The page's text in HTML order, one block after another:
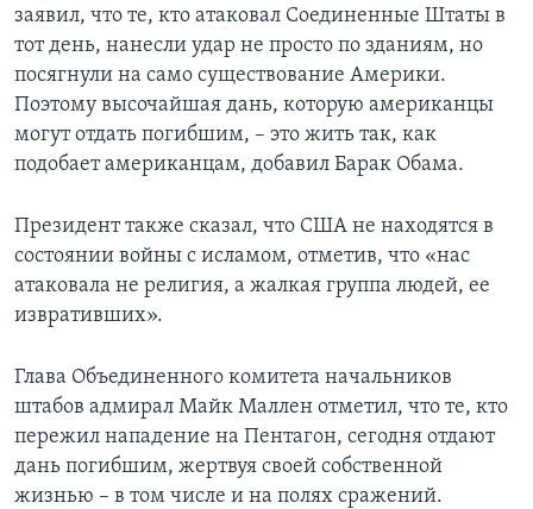
СОЦИАЛЬНЫЕ СЕТИ
Языки
заявил, что те, кто атаковал Соединенные Штаты в
тот день, нанесли удар не просто по зданиям, но
посягнули на само существование Америки.
Поэтому высочайшая дань, которую американцы
могут отдать погибшим, – это жить так, как
подобает американцам, добавил Барак Обама.
Президент также сказал, что США не находятся в
состоянии войны с исламом, отметив, что «нас
атаковала не религия, а жалкая группа людей, ее
извративших».
Глава Объединенного комитета начальников
штабов адмирал Майк Маллен отметил, что те, кто
пережил нападение на Пентагон, сегодня отдают
дань погибшим, жертвуя своей собственной
жизнью – в том числе и на полях сражений.